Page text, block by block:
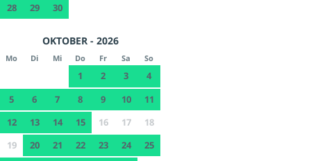
28
29 30
OKTOBER - 2026
Mo Di Mi Do Fr Sa So
1 2 3
4
5
6 7 8 9 10
11
12
13 14 15 16 17
18
19
20 21 22 23 24
25